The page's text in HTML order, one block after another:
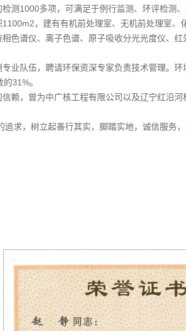
测1000多项，可满足于例行监测、环评检测
，建有有机前处理室、无机前处理室、
色谱仪、离子色谱、原子吸收分光光度仪、
队伍，聘请环保资深专家负责技术管理。
31%。
，曾为中广核工程有限公司以及辽宁红沿
，树立起善行其实，脚踏实地，诚信服务